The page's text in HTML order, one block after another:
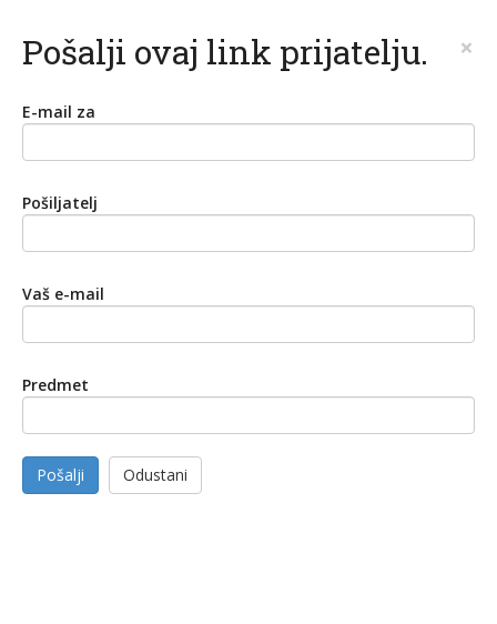
Pošalji ovaj link prijatelju. ×
E-mail za
Pošiljatelj
Vaš e-mail
Predmet
Pošalji Odustani